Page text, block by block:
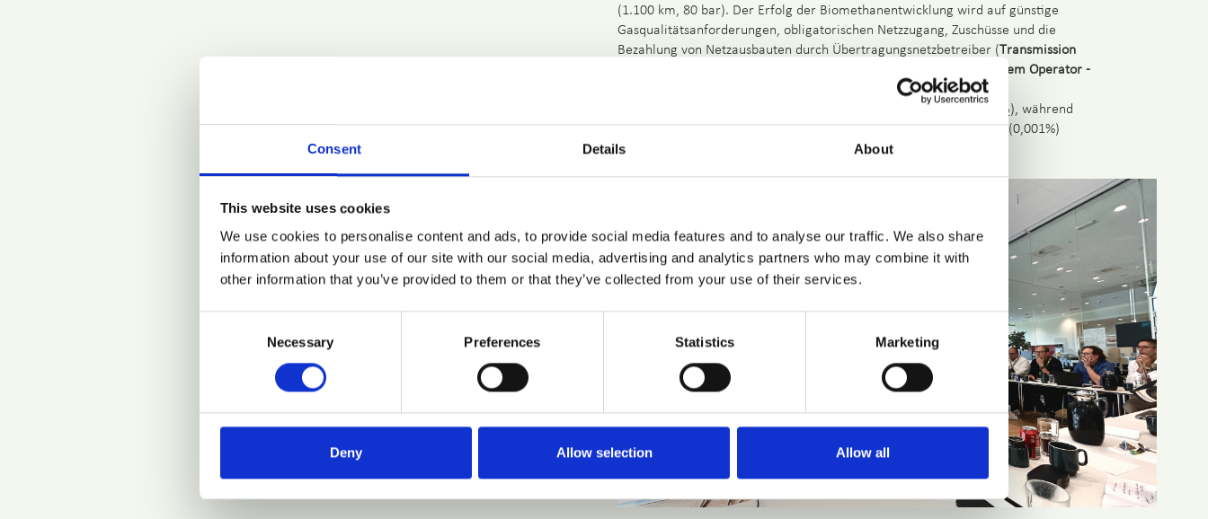
Consent Details About
This website uses cookies
We use cookies to personalise content and ads, to provide social media features and to analyse our traffic. We also share
information about your use of our site with our social media, advertising and analytics partners who may combine it with
other information that you’ve provided to them or that they’ve collected from your use of their services.
Necessary Preferences Statistics Marketing
Deny Allow selection Allow all
(1.100 km, 80 bar). Der Erfolg der Biomethanentwicklung wird auf günstige
Gasqualitätsanforderungen, obligatorischen Netzzugang, Zuschüsse und die
Bezahlung von Netzausbauten durch Übertragungsnetzbetreiber (Transmission
Distribution System Operator -
Die Biomethan-Einspeisepunkte erlauben bis zu 0,5% Sauerstoff (O
2), während
Exportpunkte (z.B. nach Deutschland) extrem niedrige Grenzwerte (0,001%)
erfordern.